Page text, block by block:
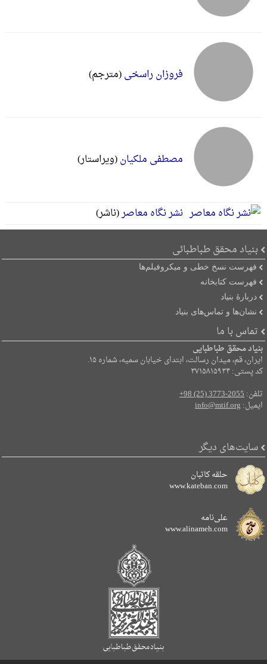
فروزان راسخی(مترجم)
مصطفی ملکیان(ویراستار)
نشر نگاه معاصر(ناشر)
بنیاد محقق طباطبائی
فهرست نسخ خطی و میکروفیلم‌ها
فهرست کتابخانه
دربارۀ بنیاد
نشان‌ها و تماس‌های بنیاد
تماس با ما
بنیاد محقق طباطبایی
ایران، قم، میدان رسالت، ابتدای خیابان سمیه، شماره ۱۵.
کد پستی: ۳۷۱۵۸۱۵۹۳۴
تلفن:+98 (25) 3773-2055
ایمیل:info@mtif.org
سایت‌های دیگر
حلقه کاتبان
www.kateban.com
علی‌نامه
www.alinameh.com